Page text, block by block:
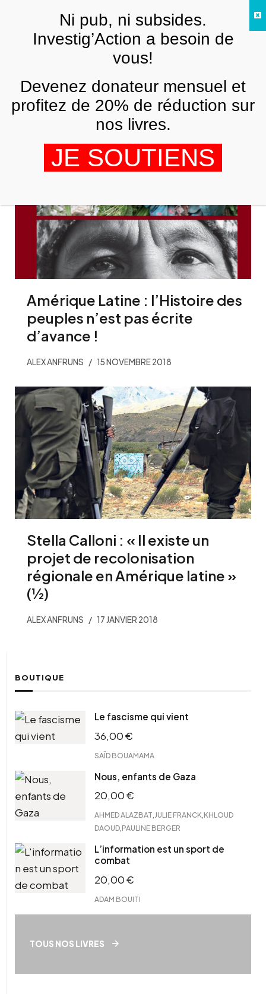
Nouveau Plan Condor
Amérique Latine : l’Histoire des
peuples n’est pas écrite
d’avance !
ALEX ANFRUNS 15 NOVEMBRE 2018
Stella Calloni : « Il existe un
projet de recolonisation
régionale en Amérique latine »
(½)
ALEX ANFRUNS 17 JANVIER 2018
BOUTIQUE
Le fascisme qui vient
36,00€
SAÏD BOUAMAMA
Nous, enfants de Gaza
20,00€
AHMED ALAZBAT JULIE FRANCK KHLOUD
DAOUD PAULINE BERGER
L’information est un sport de
combat
20,00€
ADAM BOUITI
TOUS NOS LIVRES
FRNi pub, ni subsides.
Investig’Action a besoin de
vous!
Devenez donateur mensuel et
profitez de 20% de réduction sur
nos livres.
JE SOUTIENS